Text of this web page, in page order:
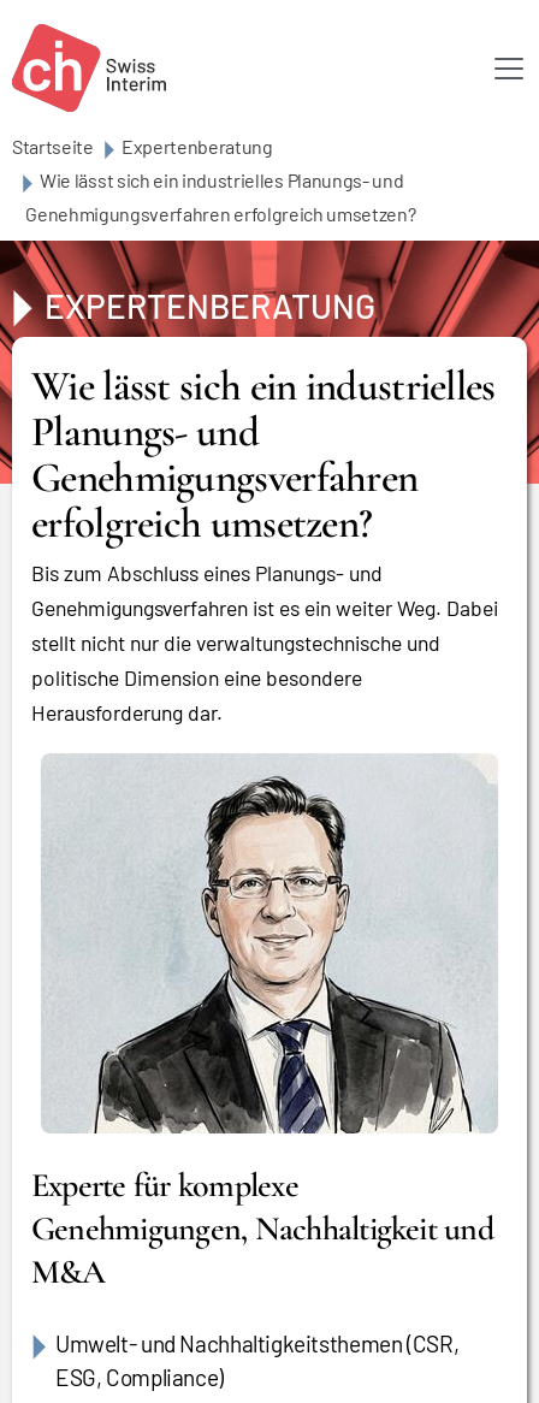
Startseite
Expertenberatung
Wie lässt sich ein industrielles Planungs- und
Genehmigungsverfahren erfolgreich umsetzen?
EXPERTENBERATUNG
Wie lässt sich ein industrielles
Planungs- und
Genehmigungsverfahren
erfolgreich umsetzen?
Bis zum Abschluss eines Planungs- und
Genehmigungsverfahren ist es ein weiter Weg. Dabei
stellt nicht nur die verwaltungstechnische und
politische Dimension eine besondere
Herausforderung dar.
Experte für komplexe
Genehmigungen, Nachhaltigkeit und
M&A
Umwelt- und Nachhaltigkeitsthemen (CSR,
ESG, Compliance)